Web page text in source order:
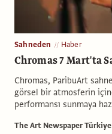
Sahneden Haber
Chromas 7 Mart'ta
Chromas, ParibuArt
görsel bir atmosferin
performansı sunmaya
The Art Newspaper Türkiye